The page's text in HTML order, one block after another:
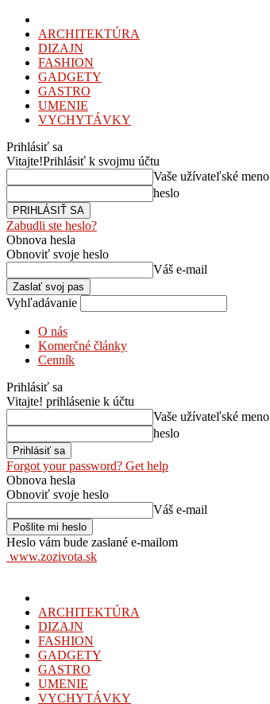
ARCHITEKTÚRA
DIZAJN
FASHION
GADGETY
GASTRO
UMENIE
VYCHYTÁVKY
Prihlásiť sa
Vitajte!Prihlásiť k svojmu účtu
Vaše užívateľské meno
heslo
Zabudli ste heslo?
Obnova hesla
Obnoviť svoje heslo
Váš e-mail
Vyhľadávanie
O nás
Komerčné články
Cenník
Prihlásiť sa
Vitajte! prihlásenie k účtu
Vaše užívateľské meno
heslo
Forgot your password? Get help
Obnova hesla
Obnoviť svoje heslo
Váš e-mail
Heslo vám bude zaslané e-mailom
www.zozivota.sk
ARCHITEKTÚRA
DIZAJN
FASHION
GADGETY
GASTRO
UMENIE
VYCHYTÁVKY